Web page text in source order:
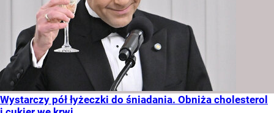
Wystarczy pół łyżeczki do śniadania. Obniża cholesterol